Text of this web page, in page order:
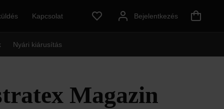
Kapcsolat Bejelentkezés
Nyári kiárusítás
Magazin